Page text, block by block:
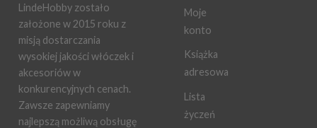
LindeHobby zostało
założone w 2015 roku z
misją dostarczania
wysokiej jakości włóczek i
akcesoriów w
konkurencyjnych cenach.
Zawsze zapewniamy
najlepszą możliwą obsługę
Moje
konto
Książka
adresowa
Lista
życzeń